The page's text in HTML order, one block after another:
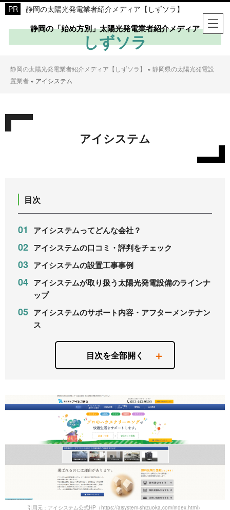
静岡の太陽光発電業者紹介メディア【しずソラ】
静岡の「始め方別」太陽光発電業者紹介メディア
しずソラ
静岡の太陽光発電業者紹介メディア【しずソラ】 » 静岡県の太陽光発電設
置業者 » アイシステム
アイシステム
目次
アイシステムってどんな会社？
アイシステムの口コミ・評判をチェック
アイシステムの設置工事事例
アイシステムが取り扱う太陽光発電設備のラインナ
ップ
アイシステムのサポート内容・アフターメンテナン
ス
目次を全部開く
引用元：アイシステム公式HP（https://aisystem-shizuoka.com/index.html）